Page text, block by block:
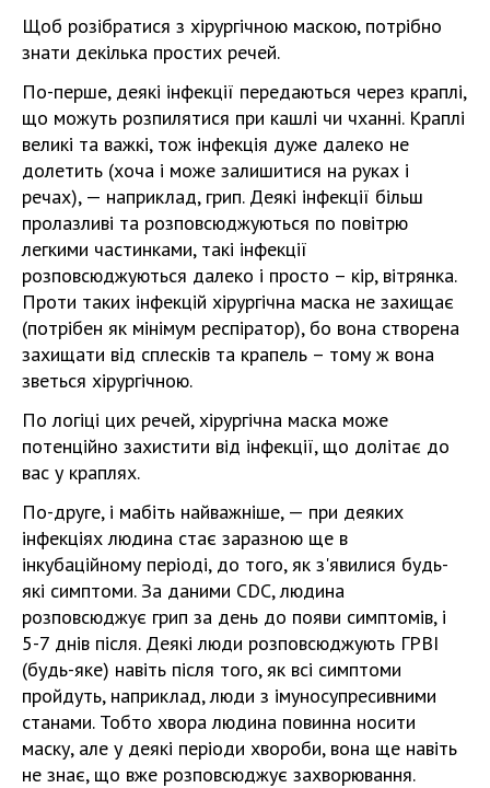
Щоб розібратися з хірургічною маскою, потрібно
знати декілька простих речей.
По-перше, деякі інфекції передаються через краплі,
що можуть розпилятися при кашлі чи чханні. Краплі
великі та важкі, тож інфекція дуже далеко не
долетить (хоча і може залишитися на руках і
речах), — наприклад, грип. Деякі інфекції більш
пролазливі та розповсюджуються по повітрю
легкими частинками, такі інфекції
розповсюджуються далеко і просто – кір, вітрянка.
Проти таких інфекцій хірургічна маска не захищає
(потрібен як мінімум респіратор), бо вона створена
захищати від сплесків та крапель – тому ж вона
зветься хірургічною.
По логіці цих речей, хірургічна маска може
потенційно захистити від інфекції, що долітає до
вас у краплях.
По-друге, і мабіть найважніше, — при деяких
інфекціях людина стає заразною ще в
інкубаційному періоді, до того, як з'явилися будь-
які симптоми. За даними CDC, людина
розповсюджує грип за день до появи симптомів, і
5-7 днів після. Деякі люди розповсюджують ГРВІ
(будь-яке) навіть після того, як всі симптоми
пройдуть, наприклад, люди з імуносупресивними
станами. Тобто хвора людина повинна носити
маску, але у деякі періоди хвороби, вона ще навіть
не знає, що вже розповсюджує захворювання.